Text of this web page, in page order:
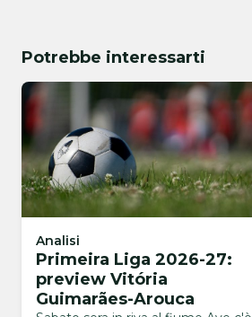
Potrebbe interessarti
Analisi
Primeira Liga 2026-27:
preview Vitória
Guimarães-Arouca